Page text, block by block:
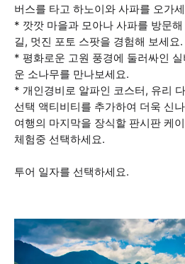
버스를 타고 하노이와 사파를 오가
* 깟깟 마을과 모아나 사파를 방문
길, 멋진 포토 스팟을 경험해 보세요.
* 평화로운 고원 풍경에 둘러싸인
운 소나무를 만나보세요.
* 개인경비로 알파인 코스터, 유리
선택 액티비티를 추가하여 더욱 신
여행의 마지막을 장식할 판시판 케
체험중 선택하세요.
투어 일자를 선택하세요.